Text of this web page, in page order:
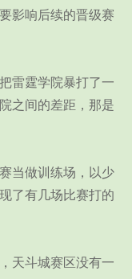
影响后续的晋级赛
雷霆学院暴打了一
之间的差距，那是
当做训练场，以少
了有几场比赛打的
天斗城赛区没有一